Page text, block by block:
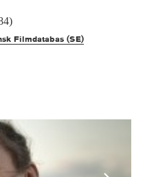
Filmdatabas (SE)